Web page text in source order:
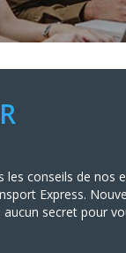
les conseils de nos
Express.
secret pour